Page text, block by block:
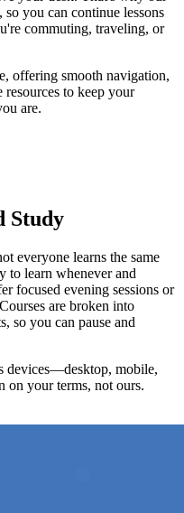
you can continue lessons
commuting, traveling, or
offering smooth navigation,
to keep your
are.
Study
everyone learns the same
to learn whenever and
focused evening sessions or
are broken into
so you can pause and
devices—desktop, mobile,
on your terms, not ours.